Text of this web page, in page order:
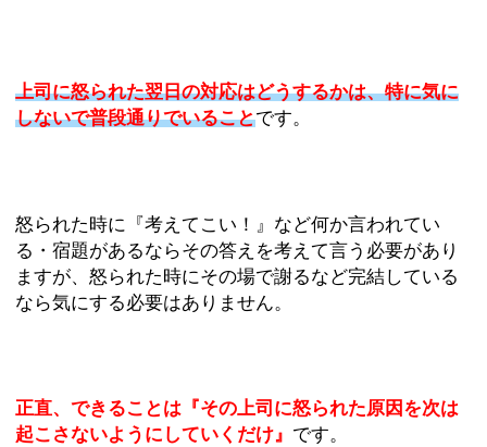
上司に怒られた翌日の対応はどうするかは、特に気に
しないで普段通りでいることです。
怒られた時に『考えてこい！』など何か言われてい
る・宿題があるならその答えを考えて言う必要があり
ますが、怒られた時にその場で謝るなど完結している
なら気にする必要はありません。
正直、できることは『その上司に怒られた原因を次は
起こさないようにしていくだけ』 です。